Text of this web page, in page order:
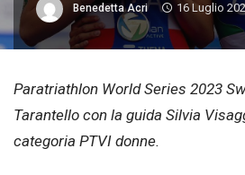
Benedetta Acri 16 Luglio
Paratriathlon World Series 2023
Tarantello con la guida Silvia
categoria PTVI donne.